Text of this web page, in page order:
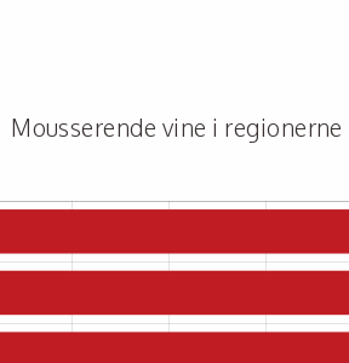
Mousserende vine i regionerne